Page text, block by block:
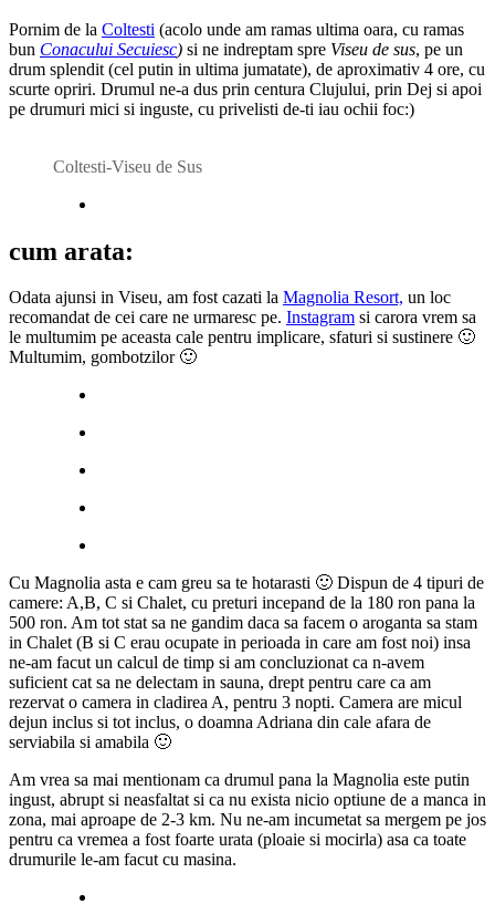
Pornim de la Coltesti (acolo unde am ramas ultima oara, cu ramas
bun Conacului Secuiesc) si ne indreptam spre Viseu de sus, pe un
drum splendit (cel putin in ultima jumatate), de aproximativ 4 ore, cu
scurte opriri. Drumul ne-a dus prin centura Clujului, prin Dej si apoi
pe drumuri mici si inguste, cu privelisti de-ti iau ochii foc:)
Coltesti-Viseu de Sus
cum arata:
Odata ajunsi in Viseu, am fost cazati la Magnolia Resort, un loc
recomandat de cei care ne urmaresc pe. Instagram si carora vrem sa
le multumim pe aceasta cale pentru implicare, sfaturi si sustinere 🙂
Multumim, gombotzilor 🙂
Cu Magnolia asta e cam greu sa te hotarasti 🙂 Dispun de 4 tipuri de
camere: A,B, C si Chalet, cu preturi incepand de la 180 ron pana la
500 ron. Am tot stat sa ne gandim daca sa facem o aroganta sa stam
in Chalet (B si C erau ocupate in perioada in care am fost noi) insa
ne-am facut un calcul de timp si am concluzionat ca n-avem
suficient cat sa ne delectam in sauna, drept pentru care ca am
rezervat o camera in cladirea A, pentru 3 nopti. Camera are micul
dejun inclus si tot inclus, o doamna Adriana din cale afara de
serviabila si amabila 🙂
Am vrea sa mai mentionam ca drumul pana la Magnolia este putin
ingust, abrupt si neasfaltat si ca nu exista nicio optiune de a manca in
zona, mai aproape de 2-3 km. Nu ne-am incumetat sa mergem pe jos
pentru ca vremea a fost foarte urata (ploaie si mocirla) asa ca toate
drumurile le-am facut cu masina.